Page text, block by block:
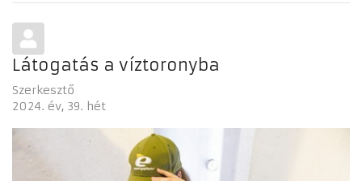
Látogatás a víztoronyba
Szerkesztő
2024. év 39. hét